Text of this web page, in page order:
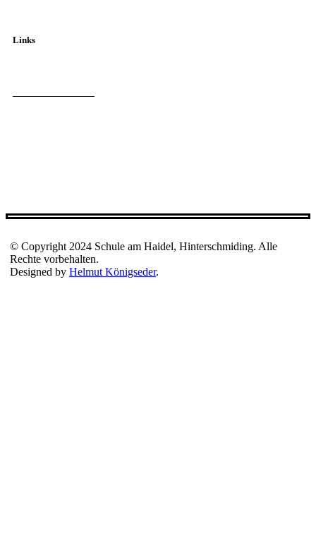
Links
© Copyright 2024 Schule am Haidel, Hinterschmiding. Alle
Rechte vorbehalten.
Designed by Helmut Königseder.